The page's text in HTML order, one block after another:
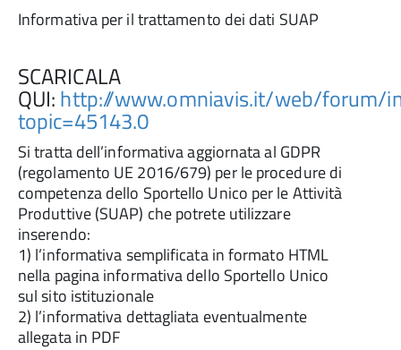
Informativa per il trattamento dei dati SUAP
SCARICALA
QUI:http://www.omniavis.it/web/forum/
topic=45143.0
Si tratta dell’informativa aggiornata al GDPR
(regolamento UE 2016/679) per le procedure di
competenza dello Sportello Unico per le Attività
Produttive (SUAP) che potrete utilizzare
inserendo:
1) l’informativa semplificata in formato HTML
nella pagina informativa dello Sportello Unico
sul sito istituzionale
2) l’informativa dettagliata eventualmente
allegata in PDF